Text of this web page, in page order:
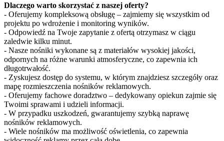
Dlaczego warto skorzystać z naszej oferty?
- Oferujemy kompleksową obsługę – zajmiemy się wszystkim od
projektu po wdrożenie i monitoring wyników.
- Odpowiedź na Twoje zapytanie z ofertą otrzymasz w ciągu
zaledwie kilku minut.
- Nasze nośniki wykonane są z materiałów wysokiej jakości,
odpornych na różne warunki atmosferyczne, co zapewnia ich
długotrwałość.
- Zyskujesz dostęp do systemu, w którym znajdziesz szczegóły oraz
mapę rozmieszczenia nośników reklamowych.
- Oferujemy fachowe doradztwo – dedykowany opiekun zajmie się
Twoimi sprawami i udzieli informacji.
- W przypadku uszkodzeń, gwarantujemy szybką naprawę
nośników reklamowych.
- Wiele nośników ma możliwość oświetlenia, co zapewnia